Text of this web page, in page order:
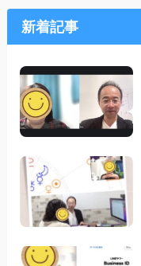
新着記事